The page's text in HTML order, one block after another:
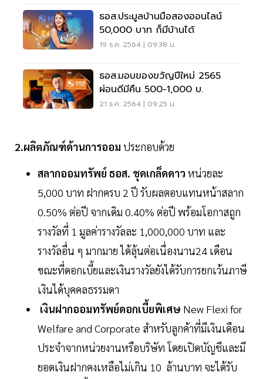
ธอส.ประมูลบ้านมือสองออนไลน์
50,000 บาท ก็มีบ้านได้
19 ธ.ค. 2564 | 09:38 น.
ธอส.มอบของขวัญปีใหม่ 2565
ผ่อนดีมีคืน 500-1,000 บ.
21 ธ.ค. 2564 | 09:25 น.
2.ผลิตภัณฑ์ด้านการออม ประกอบด้วย
สลากออมทรัพย์ ธอส. ชุดเกล็ดดาว หน่วยละ
5,000 บาท ฝากครบ 2 ปี รับผลตอบแทนหน้าสลาก
0.50% ต่อปี จากเดิม 0.40% ต่อปี พร้อมโอกาสถูก
รางวัลที่ 1 มูลค่ารางวัลละ 1,000,000 บาท และ
รางวัลอื่น ๆ มากมาย ได้ลุ้นต่อเนื่องนาน24 เดือน
ขณะที่ดอกเบี้ยและเงินรางวัลยังได้รับการยกเว้นภาษี
เงินได้บุคคลธรรมดา
เงินฝากออมทรัพย์ดอกเบี้ยพิเศษ New Flexi for
Welfare and Corporate สำหรับลูกค้าที่มีเงินเดือน
ประจำจากหน่วยงานหรือบริษัท โดยเปิดบัญชีและมี
ยอดเงินฝากคงเหลือไม่เกิน 10 ล้านบาท จะได้รับ